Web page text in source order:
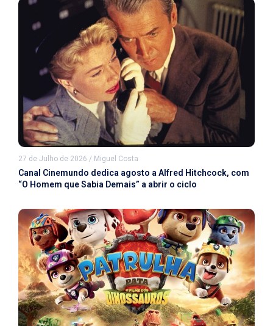
27 de Julho de 2026 / Miguel Costa
Canal Cinemundo dedica agosto a Alfred Hitchcock, com
“O Homem que Sabia Demais” a abrir o ciclo